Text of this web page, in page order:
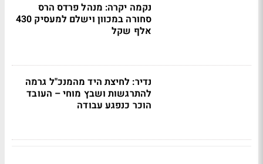
נקמה יקרה: מנהל פרדס הרס
סחורה במכוון וישלם למעסיק 430
אלף שקל
נדיר: לחיצת היד מהמנכ"ל גרמה
להתרגשות ושבץ מוחי – העובד
הוכר כנפגע עבודה